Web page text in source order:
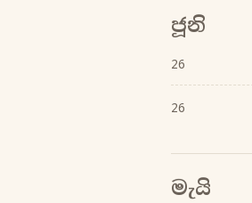
ජූනි
26
26
මැයි